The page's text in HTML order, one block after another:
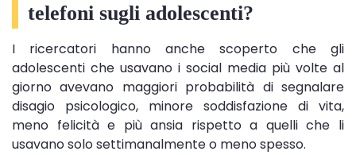
telefoni sugli adolescenti?
I ricercatori hanno anche scoperto che gli
adolescenti che usavano i social media più volte al
giorno avevano maggiori probabilità di segnalare
disagio psicologico, minore soddisfazione di vita,
meno felicità e più ansia rispetto a quelli che li
usavano solo settimanalmente o meno spesso.